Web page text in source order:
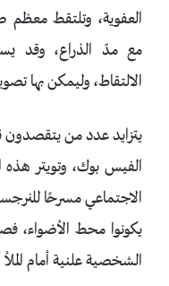
العفوية، وتلتقط
مع مدّ الذراع، وقد
الالتقاط، وليمكن بها
يتزايد عدد من
الفيس بوك، وتويتر
الاجتماعي مسرحًا
يكونوا محط الأضواء،
الشخصية علنية أمام